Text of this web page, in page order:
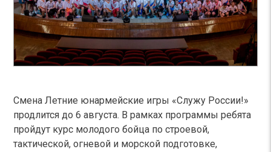
Смена Летние юнармейские игры «Служу России!»
продлится до 6 августа. В рамках программы ребята
пройдут курс молодого бойца по строевой,
тактической, огневой и морской подготовке,